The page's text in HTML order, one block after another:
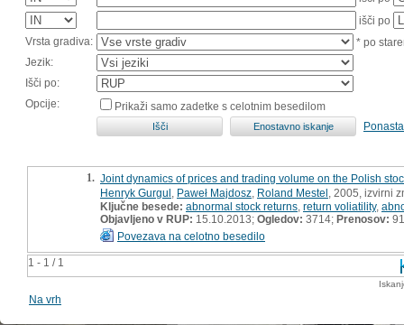
išči po
Vrsta gradiva:
* po
Jezik:
Išči po:
Opcije:
Prikaži samo zadetke s celotnim besedilom
1 - 1 / 1
1. Joint dynamics of prices and trading volume on the Polish
Henryk Gurgul Paweł Majdosz Roland Mestel , 2005, izvirni
Ključne besede: abnormal stock returns return voliatility,
Objavljeno v RUP: 15.10.2013; Ogledov: 3714; Prenosov: 91
Povezava na celotno besedilo
Na vrh